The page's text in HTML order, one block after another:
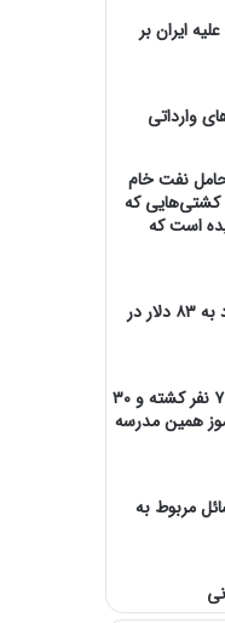
ایران بر
وارداتی
تنها ۶ نفت‌کش حامل نفت خام
کشتی‌هایی که
به ۲۱ فروند رسیده است که
الجزیره: قیمت نفت با ادامه روند صعودی خود به ۸۳ دلار در
مدرسه تایلندی هدف تیراندازی مرگبار؛ حداقل ۷ نفر کشته و ۳۰
همین مدرسه
مربوط به